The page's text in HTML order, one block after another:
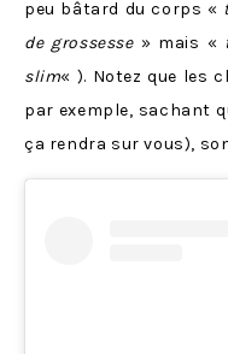
peu bâtard du corps «
de grossesse» mais «
slim« ). Notez que les
par exemple, sachant
ça rendra sur vous),